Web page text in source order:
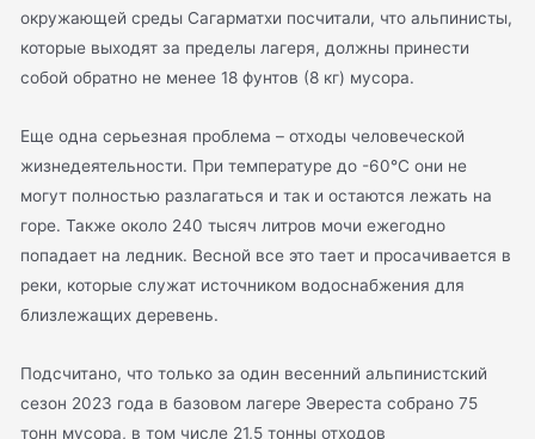
окружающей среды Сагарматхи посчитали, что альпинисты,
которые выходят за пределы лагеря, должны принести
собой обратно не менее 18 фунтов (8 кг) мусора.
Еще одна серьезная проблема – отходы человеческой
жизнедеятельности. При температуре до -60°C они не
могут полностью разлагаться и так и остаются лежать на
горе. Также около 240 тысяч литров мочи ежегодно
попадает на ледник. Весной все это тает и просачивается в
реки, которые служат источником водоснабжения для
близлежащих деревень.
Подсчитано, что только за один весенний альпинистский
сезон 2023 года в базовом лагере Эвереста собрано 75
тонн мусора, в том числе 21,5 тонны отходов